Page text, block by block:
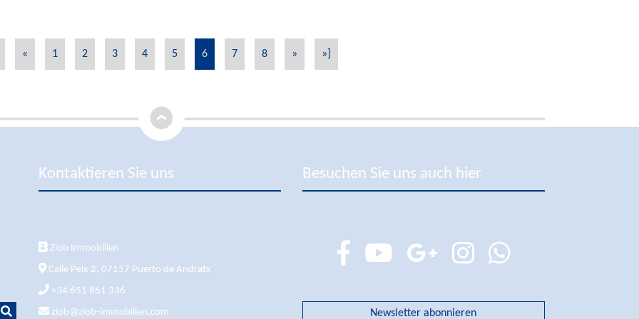
« 1 2 3 4 5 6 7 8 » »]
Kontaktieren Sie uns
Ziob Immobilien
Calle Peix 2, 07157 Puerto de Andratx
+34 651 861 336
ziob@ziob-immobilien.com
Besuchen Sie uns auch hier
Newsletter abonnieren